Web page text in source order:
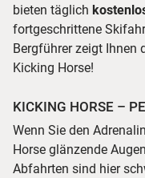
bieten täglich
fortgeschrittene
Bergführer zeigt Ihnen
Kicking Horse!
KICKING HORSE –
Wenn Sie den
Horse glänzende
Abfahrten sind hier